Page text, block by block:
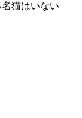
猫はいない